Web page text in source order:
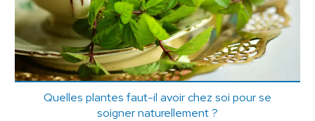
Quelles plantes faut-il avoir chez soi pour se
soigner naturellement ?